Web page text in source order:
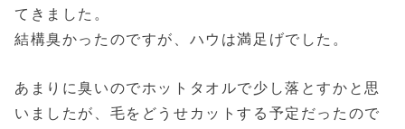
てきました。
結構臭かったのですが、ハウは満足げでした。
あまりに臭いのでホットタオルで少し落とすかと思
いましたが、毛をどうせカットする予定だったので